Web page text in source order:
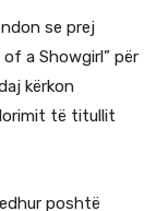
se prej
a Showgirl” për
kërkon
të titullit
poshtë